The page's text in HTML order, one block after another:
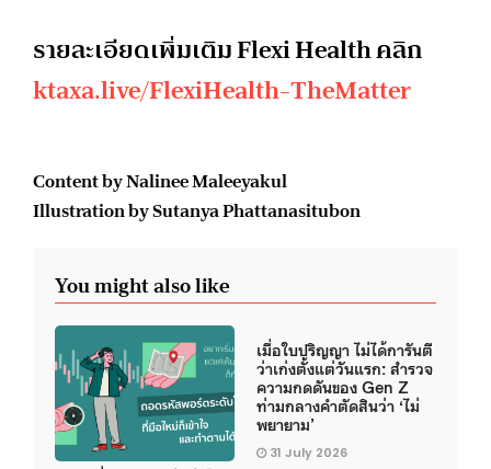
รายละเอียดเพิ่มเติมFlexi Healthคลิก
ktaxa.live/FlexiHealth-TheMatter
Content byNalinee Maleeyakul
Illustration by Sutanya Phattanasitubon
You might also like
เมื่อใบปริญญา ไม่ได้การันตี
ว่าเก่งตั้งแต่วันแรก: สำรวจ
ความกดดันของ Gen Z
ท่ามกลางคำตัดสินว่า ‘ไม่
พยายาม’
31 July 2026